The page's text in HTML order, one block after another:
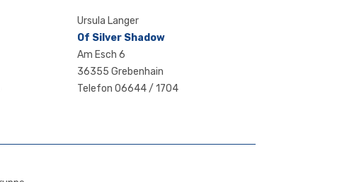
Ursu­la Langer
Of Sil­ver Shadow
Am Esch 6
36355 Grebenhain
Tele­fon 06644 / 1704